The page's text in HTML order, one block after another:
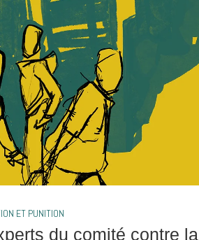
ET PUNITION
du comité contre la